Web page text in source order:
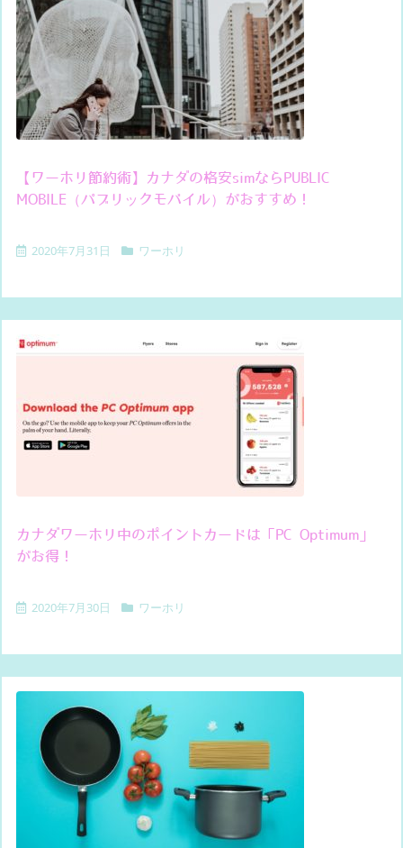
【ワーホリ節約術】カナダの格安simならPUBLIC
MOBILE（パブリックモバイル）がおすすめ！
2020年7月31日 ワーホリ
カナダワーホリ中のポイントカードは「PC Optimum」
がお得！
2020年7月30日 ワーホリ